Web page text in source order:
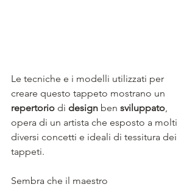
Le tecniche e i modelli utilizzati per
creare questo tappeto mostrano un
repertorio di design ben sviluppato,
opera di un artista che esposto a molti
diversi concetti e ideali di tessitura dei
tappeti.
Sembra che il maestro